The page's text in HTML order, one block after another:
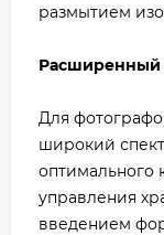
размытием
Расширенный
Для
широкий
оптимального
управления
введением